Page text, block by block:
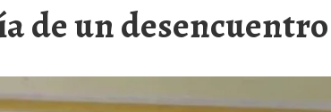
de un desencuentro